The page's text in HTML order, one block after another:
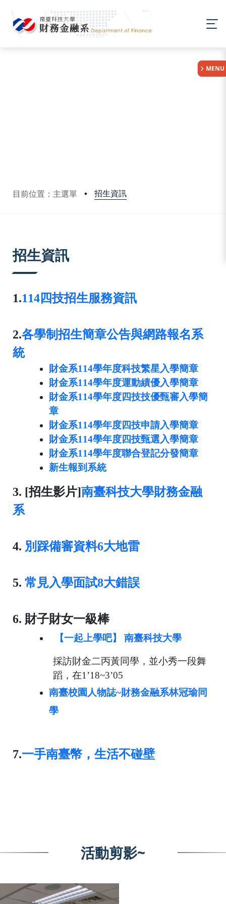
目前位置：主選單 招生資訊
MENU
招生資訊
1.114四技招生服務資訊
2.各學制招生簡章公告與網路報名系
統
財金系114學年度科技繁星入學簡章
財金系114學年度運動績優入學簡章
財金系114學年度四技技優甄審入學簡
章
財金系114學年度四技申請入學簡章
財金系114學年度四技甄選入學簡章
財金系114學年度聯合登記分發簡章
新生報到系統
3. [招生影片]南臺科技大學財務金融
系
4. 別踩備審資料6大地雷
5. 常見入學面試8大錯誤
6. 財子財女一級棒
【一起上學吧】 南臺科技大學
採訪財金二丙黃同學，並小秀一段舞
蹈，在1’18~3’05
南臺校園人物誌~財務金融系林冠瑜同
學
7.一手南臺幣，生活不碰壁
活動剪影~